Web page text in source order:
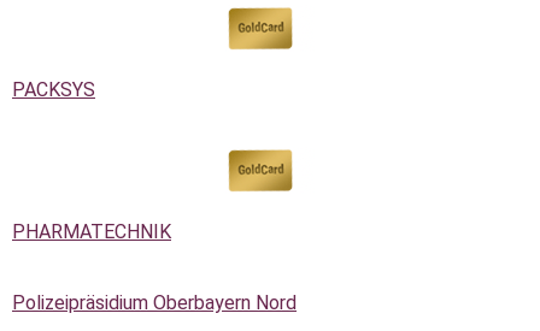
PACKSYS
PHARMATECHNIK
Polizeipräsidium Oberbayern Nord